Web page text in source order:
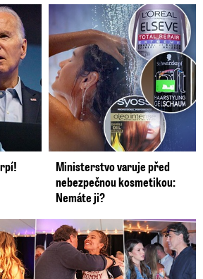
Ministerstvo varuje před
nebezpečnou kosmetikou:
Nemáte ji?
Letné: Jágr přišel s Dominikou, ale...